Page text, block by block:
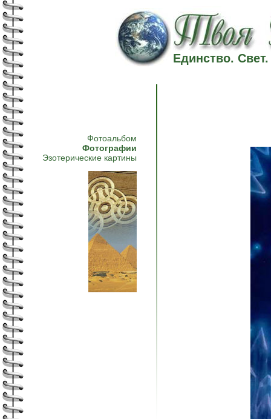
Единство.
Фотоальбом
Фотографии
Эзотерические картины